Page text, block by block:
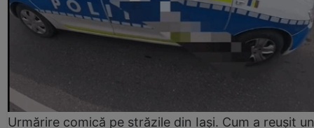
Urmărire comică pe străzile din Iași. Cum a reușit un